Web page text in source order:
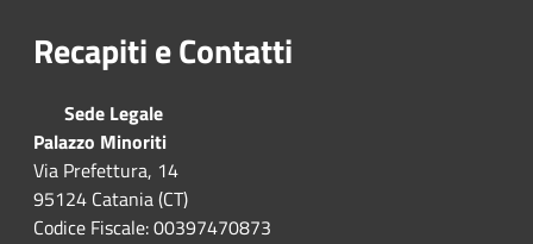
Recapiti e Contatti
Sede Legale
Palazzo Minoriti
Via Prefettura, 14
95124 Catania (CT)
Codice Fiscale: 00397470873